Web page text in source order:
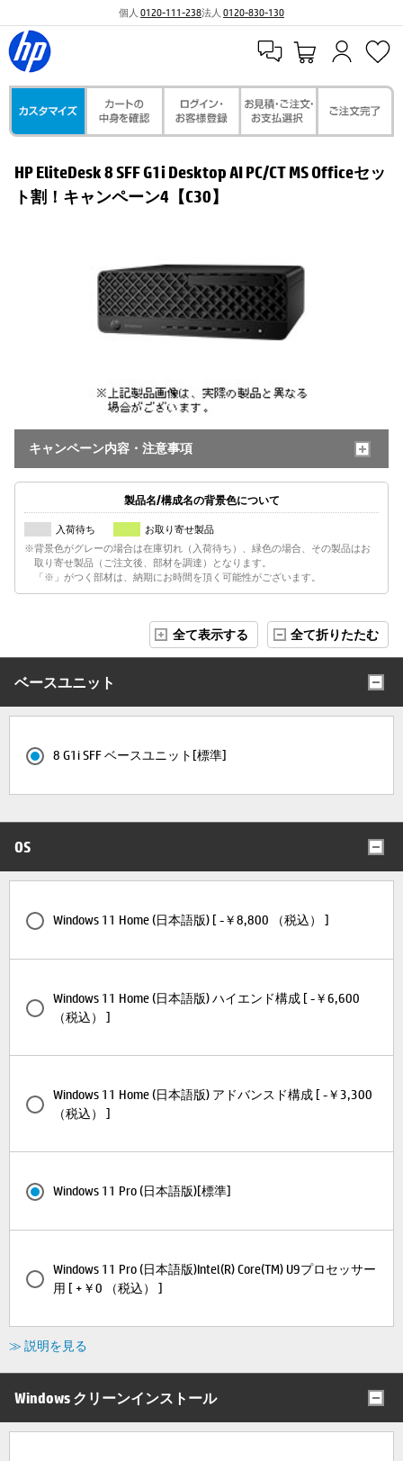
個人 0120-111-238法人 0120-830-130
HP EliteDesk 8 SFF G1i Desktop AI PC/CT MS Officeセッ
ト割！キャンペーン4【C30】
キャンペーン内容・注意事項
製品名/構成名の背景色について
入荷待ち
お取り寄せ製品
※背景色がグレーの場合は在庫切れ（入荷待ち）、緑色の場合、その製品はお
取り寄せ製品（ご注文後、部材を調達）となります。
「※」がつく部材は、納期にお時間を頂く可能性がございます。
全て表示する 全て折りたたむ
ベースユニット
8 G1i SFF ベースユニット[標準]
OS
Windows 11 Home (日本語版) [ -￥8,800 （税込） ]
Windows 11 Home (日本語版) ハイエンド構成 [ -￥6,600
（税込） ]
Windows 11 Home (日本語版) アドバンスド構成 [ -￥3,300
（税込） ]
Windows 11 Pro (日本語版)[標準]
Windows 11 Pro (日本語版)Intel(R) Core(TM) U9プロセッサー
用 [ +￥0 （税込） ]
≫ 説明を見る
Windows クリーンインストール